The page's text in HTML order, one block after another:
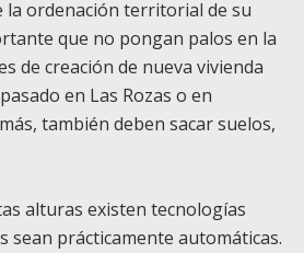
la ordenación territorial de su
que no pongan palos en la
de creación de nueva vivienda
en Las Rozas o en
también deben sacar suelos,
alturas existen tecnologías
sean prácticamente automáticas.